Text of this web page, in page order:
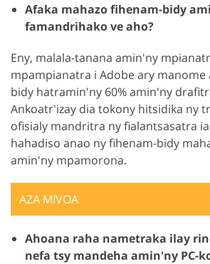
Afaka mahazo fihenam-bidy
famandrihako ve aho?
Eny, malala-tanana amin'ny
mpampianatra i Adobe ary manome
bidy hatramin'ny 60% amin'ny
Ankoatr'izay dia tokony hitsidika ny
ofisialy mandritra ny fialantsasatra
hahadiso anao ny fihenam-bidy
amin'ny mpamorona.
AZA MIVOA
Ahoana raha nametraka ilay
nefa tsy mandeha amin'ny PC-